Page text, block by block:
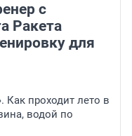
с
Ракета
для
Как проходит лето в
водой по